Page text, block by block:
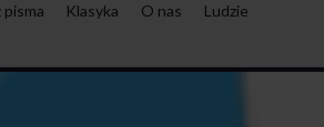
Klasyka O nas
Ludzie